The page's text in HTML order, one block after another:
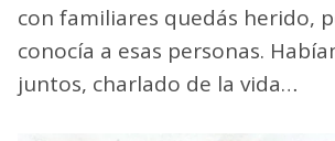
con familiares quedás herido,
conocía a esas personas.
juntos, charlado de la vida…